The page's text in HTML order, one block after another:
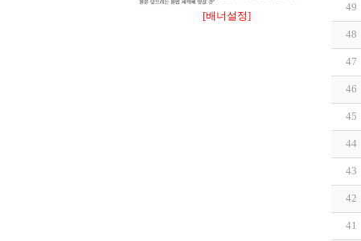
[배너설정]
49
48
47
46
45
44
43
42
41